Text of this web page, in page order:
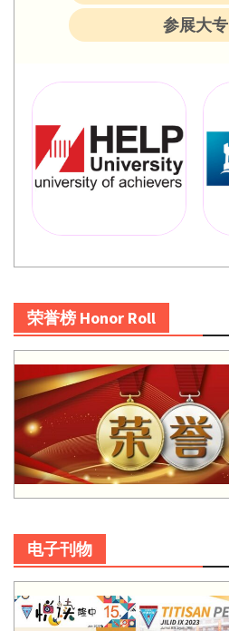
参展大专
荣誉榜 Honor Roll
电子刊物